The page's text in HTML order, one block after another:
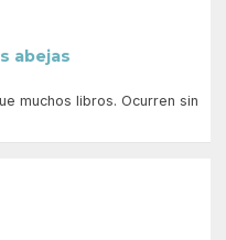
abejas
muchos libros. Ocurren sin